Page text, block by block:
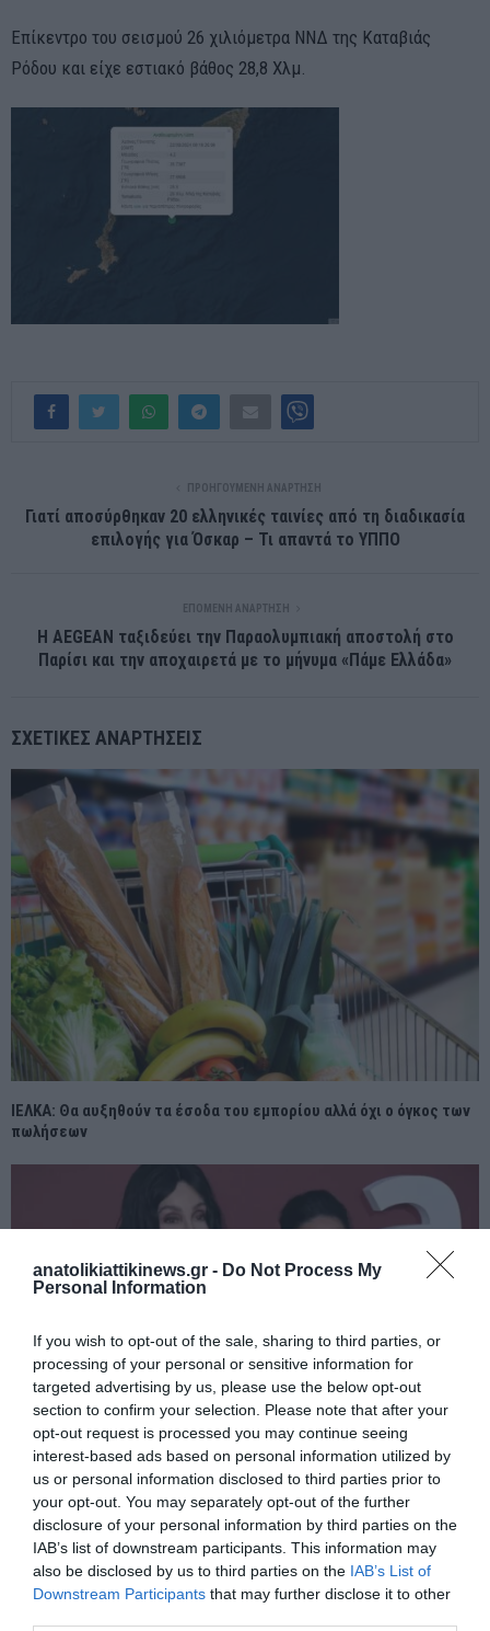
anatolikiattikinews.gr - Do Not Process My
Personal Information
If you wish to opt-out of the sale, sharing to third parties, or
processing of your personal or sensitive information for
targeted advertising by us, please use the below opt-out
section to confirm your selection. Please note that after your
opt-out request is processed you may continue seeing
interest-based ads based on personal information utilized by
us or personal information disclosed to third parties prior to
your opt-out. You may separately opt-out of the further
disclosure of your personal information by third parties on the
IAB’s list of downstream participants. This information may
also be disclosed by us to third parties on the IAB’s List of
Downstream Participants that may further disclose it to other
Επίκεντρο του σεισμού 26 χιλιόμετρα ΝΝΔ της Καταβιάς
Ρόδου και είχε εστιακό βάθος 28,8 Χλμ.
ΠΡΟΗΓΟΎΜΕΝΗ ΑΝΆΡΤΗΣΗ
Γιατί αποσύρθηκαν 20 ελληνικές ταινίες από τη διαδικασία
επιλογής για Όσκαρ – Τι απαντά το ΥΠΠΟ
ΕΠΌΜΕΝΗ ΑΝΆΡΤΗΣΗ
Η AEGEAN ταξιδεύει την Παραολυμπιακή αποστολή στο
Παρίσι και την αποχαιρετά με το μήνυμα «Πάμε Ελλάδα»
ΣΧΕΤΙΚΈΣ ΑΝΑΡΤΉΣΕΙΣ
ΙΕΛΚΑ: Θα αυξηθούν τα έσοδα του εμπορίου αλλά όχι ο όγκος των
πωλήσεων
Η Ντέμι Μουρ και η Σερ μεταξύ των σταρ που υποστηρίζουν το
γκαλά συγκέντρωσης κεφαλαίων του Aids στις Κάννες